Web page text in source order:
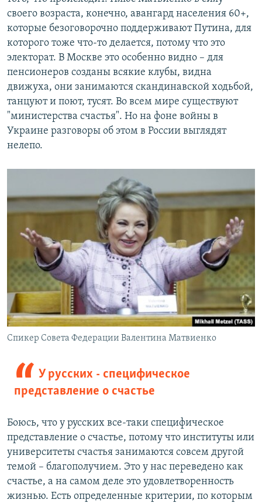
своего возраста, конечно, авангард населения 60+,
которые безоговорочно поддерживают Путина, для
которого тоже что-то делается, потому что это
электорат. В Москве это особенно видно – для
пенсионеров созданы всякие клубы, видна
движуха, они занимаются скандинавской ходьбой,
танцуют и поют, тусят. Во всем мире существуют
"министерства счастья". Но на фоне войны в
Украине разговоры об этом в России выглядят
нелепо.
Спикер Совета Федерации Валентина Матвиенко
У русских - специфическое
представление о счастье
Боюсь, что у русских все-таки специфическое
представление о счастье, потому что институты или
университеты счастья занимаются совсем другой
темой – благополучием. Это у нас переведено как
счастье, а на самом деле это удовлетворенность
жизнью. Есть определенные критерии, по которым